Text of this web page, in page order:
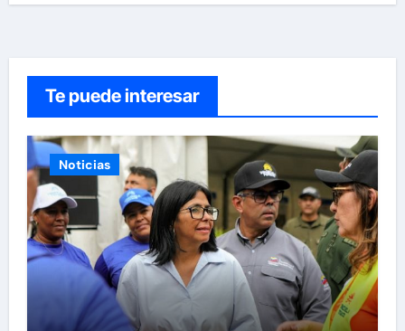
Te puede interesar
Noticias